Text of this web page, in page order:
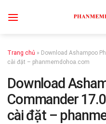
Trang chủ » Download Ashampoo
cài đặt – phanmemdohoa.com
Download
Commander
cài đặt –